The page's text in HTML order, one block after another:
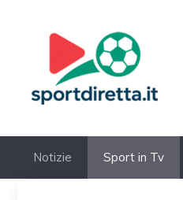
Notizie Sport in Tv